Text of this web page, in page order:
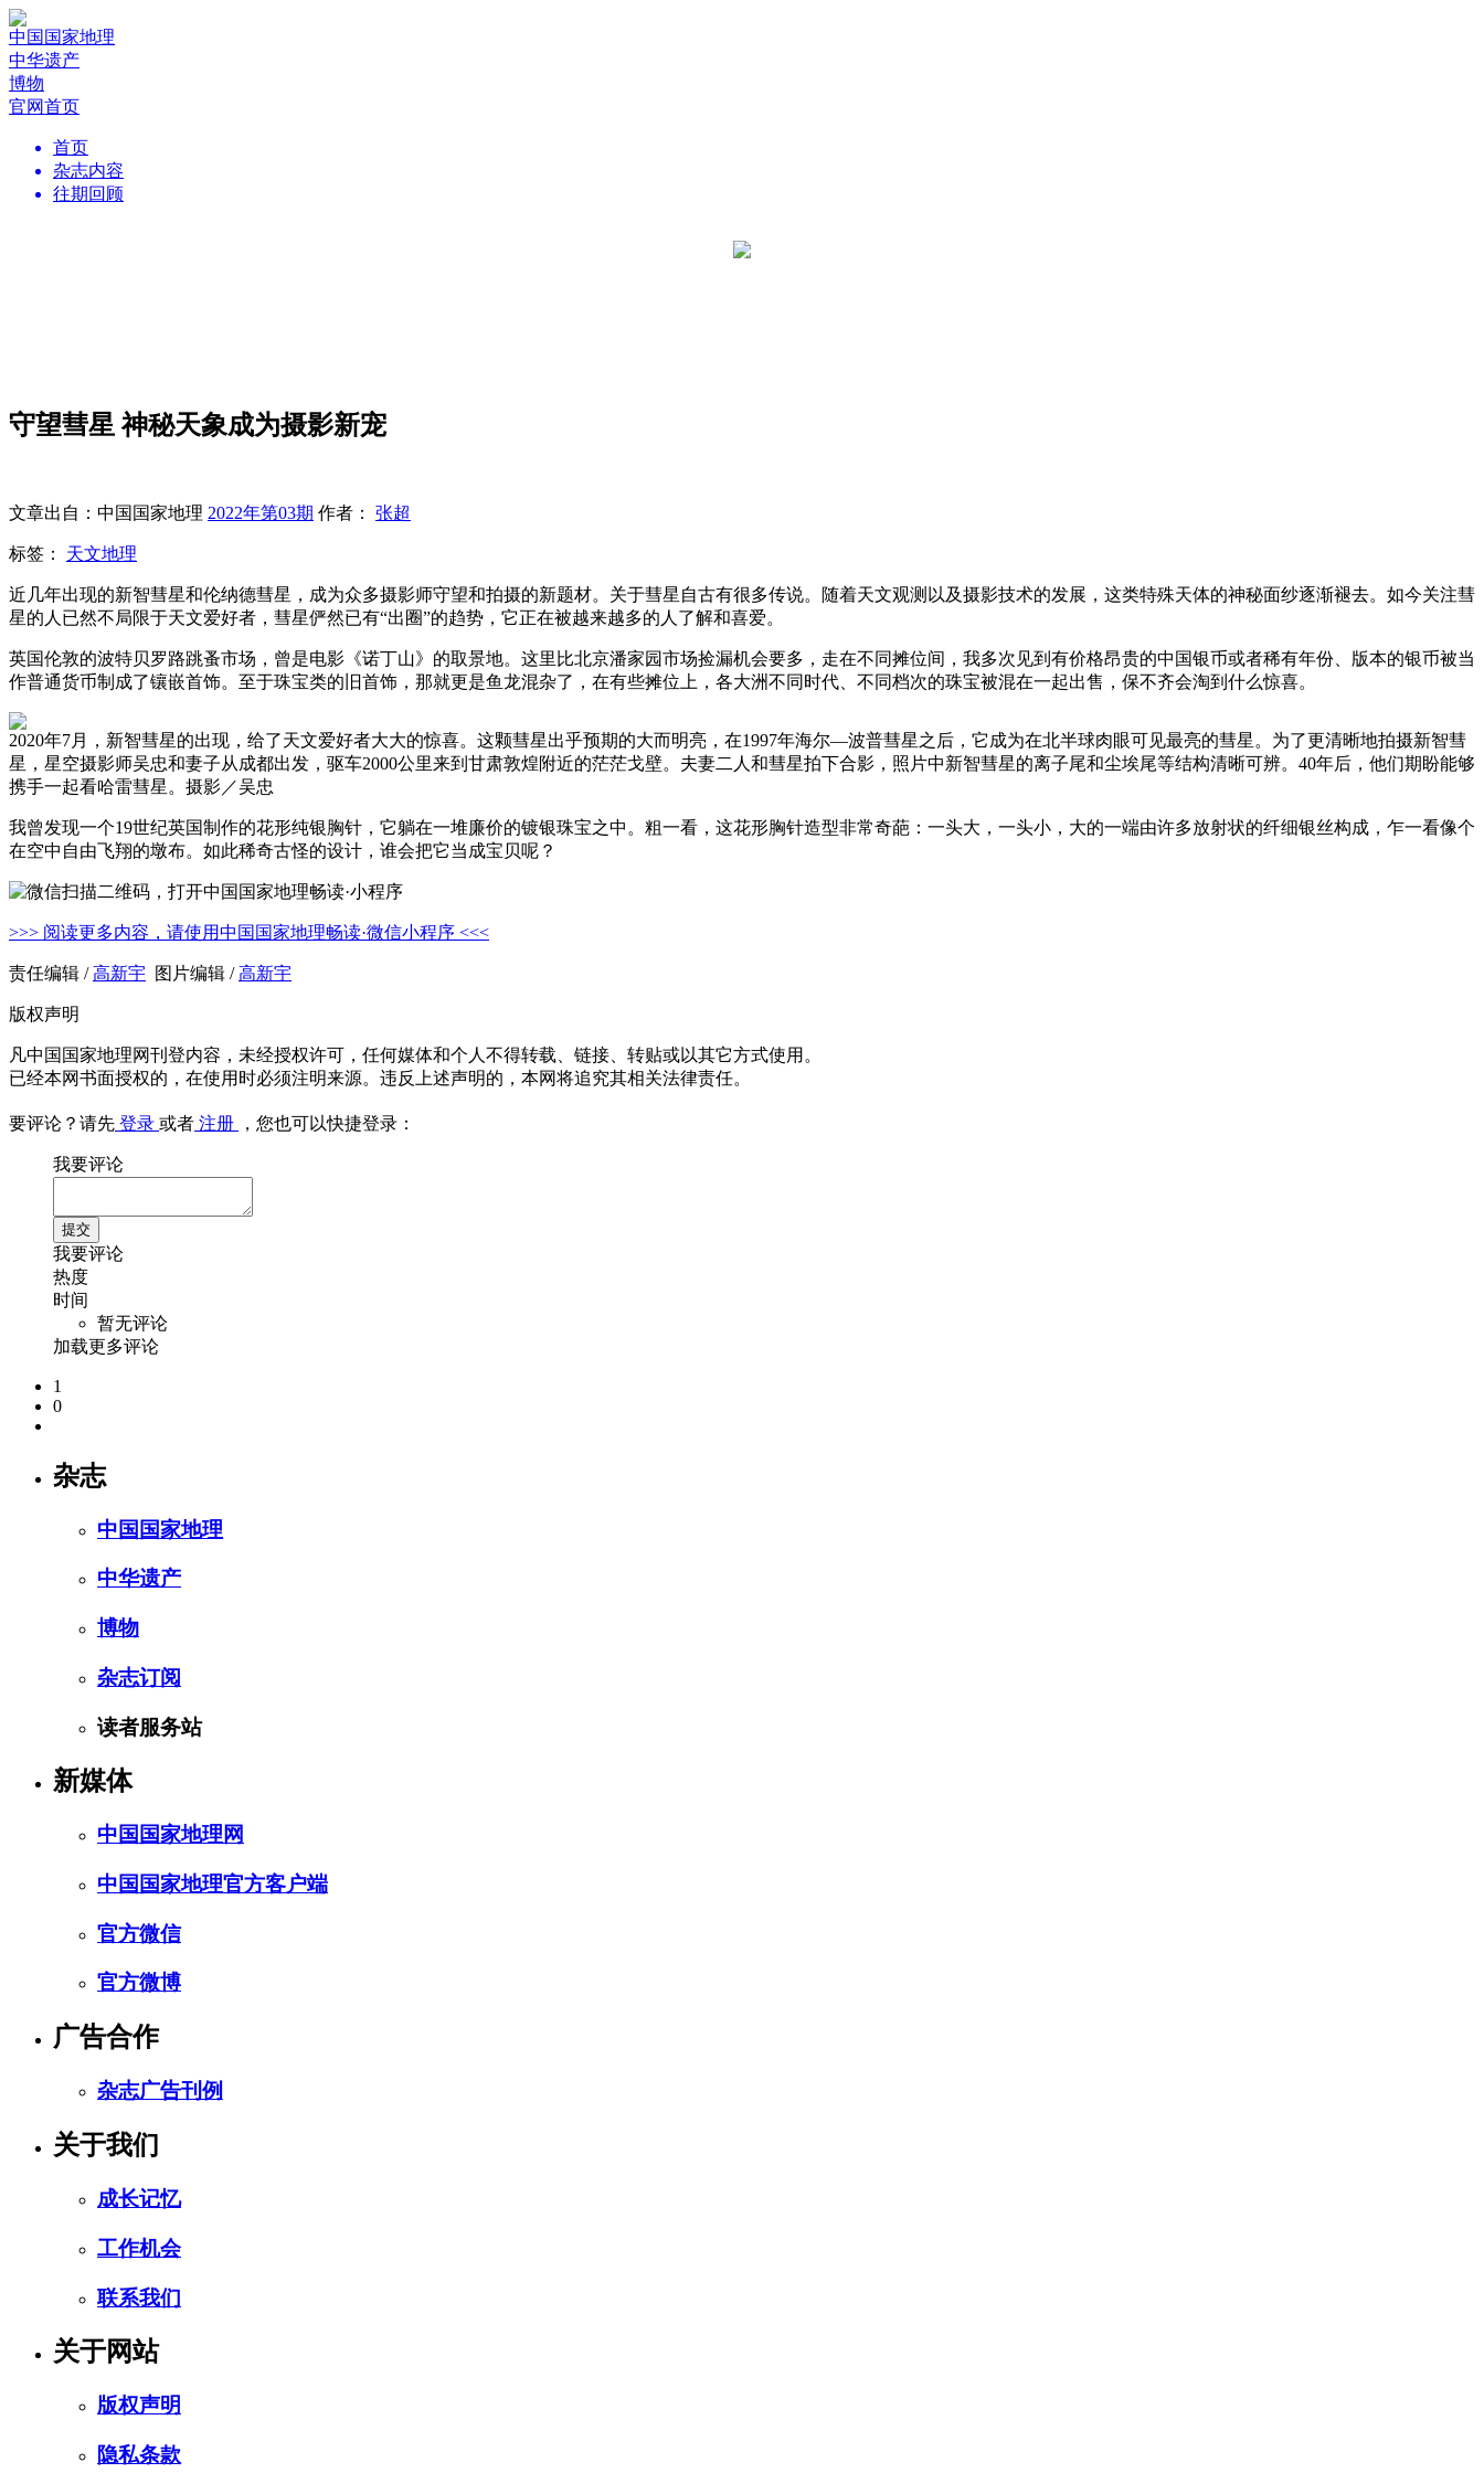
中国国家地理
中华遗产
博物
官网首页
首页
杂志内容
往期回顾
守望彗星 神秘天象成为摄影新宠
文章出自：中国国家地理 2022年第03期 作者： 张超
标签： 天文地理
近几年出现的新智彗星和伦纳德彗星，成为众多摄影师守望和拍摄的新题材。关于彗星自古有很多传说。随着天文观测以及摄影技术的发展，这类特殊天体的神秘面纱逐渐褪去。如今关注彗
星的人已然不局限于天文爱好者，彗星俨然已有“出圈”的趋势，它正在被越来越多的人了解和喜爱。
英国伦敦的波特贝罗路跳蚤市场，曾是电影《诺丁山》的取景地。这里比北京潘家园市场捡漏机会要多，走在不同摊位间，我多次见到有价格昂贵的中国银币或者稀有年份、版本的银币被当
作普通货币制成了镶嵌首饰。至于珠宝类的旧首饰，那就更是鱼龙混杂了，在有些摊位上，各大洲不同时代、不同档次的珠宝被混在一起出售，保不齐会淘到什么惊喜。
2020年7月，新智彗星的出现，给了天文爱好者大大的惊喜。这颗彗星出乎预期的大而明亮，在1997年海尔—波普彗星之后，它成为在北半球肉眼可见最亮的彗星。为了更清晰地拍摄新智彗
星，星空摄影师吴忠和妻子从成都出发，驱车2000公里来到甘肃敦煌附近的茫茫戈壁。夫妻二人和彗星拍下合影，照片中新智彗星的离子尾和尘埃尾等结构清晰可辨。40年后，他们期盼能够
携手一起看哈雷彗星。摄影／吴忠
我曾发现一个19世纪英国制作的花形纯银胸针，它躺在一堆廉价的镀银珠宝之中。粗一看，这花形胸针造型非常奇葩：一头大，一头小，大的一端由许多放射状的纤细银丝构成，乍一看像个
在空中自由飞翔的墩布。如此稀奇古怪的设计，谁会把它当成宝贝呢？
>>> 阅读更多内容，请使用中国国家地理畅读·微信小程序 <<<
责任编辑 /高新宇 图片编辑 /高新宇
版权声明
凡中国国家地理网刊登内容，未经授权许可，任何媒体和个人不得转载、链接、转贴或以其它方式使用。
已经本网书面授权的，在使用时必须注明来源。违反上述声明的，本网将追究其相关法律责任。
要评论？请先 登录 或者 注册 ，您也可以快捷登录：
我要评论
我要评论
热度
时间
暂无评论
加载更多评论
1
0
杂志
中国国家地理
中华遗产
博物
杂志订阅
读者服务站
新媒体
中国国家地理网
中国国家地理官方客户端
官方微信
官方微博
广告合作
杂志广告刊例
关于我们
成长记忆
工作机会
联系我们
关于网站
版权声明
隐私条款